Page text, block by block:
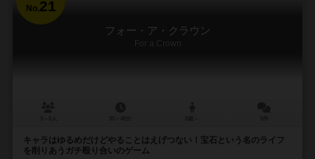
No.21
フォー・ア・クラウン
For a Crown
キャラはゆるめだけどやることはえげつない！宝石という名のライフ
を削りあうガチ殴り合いのゲーム